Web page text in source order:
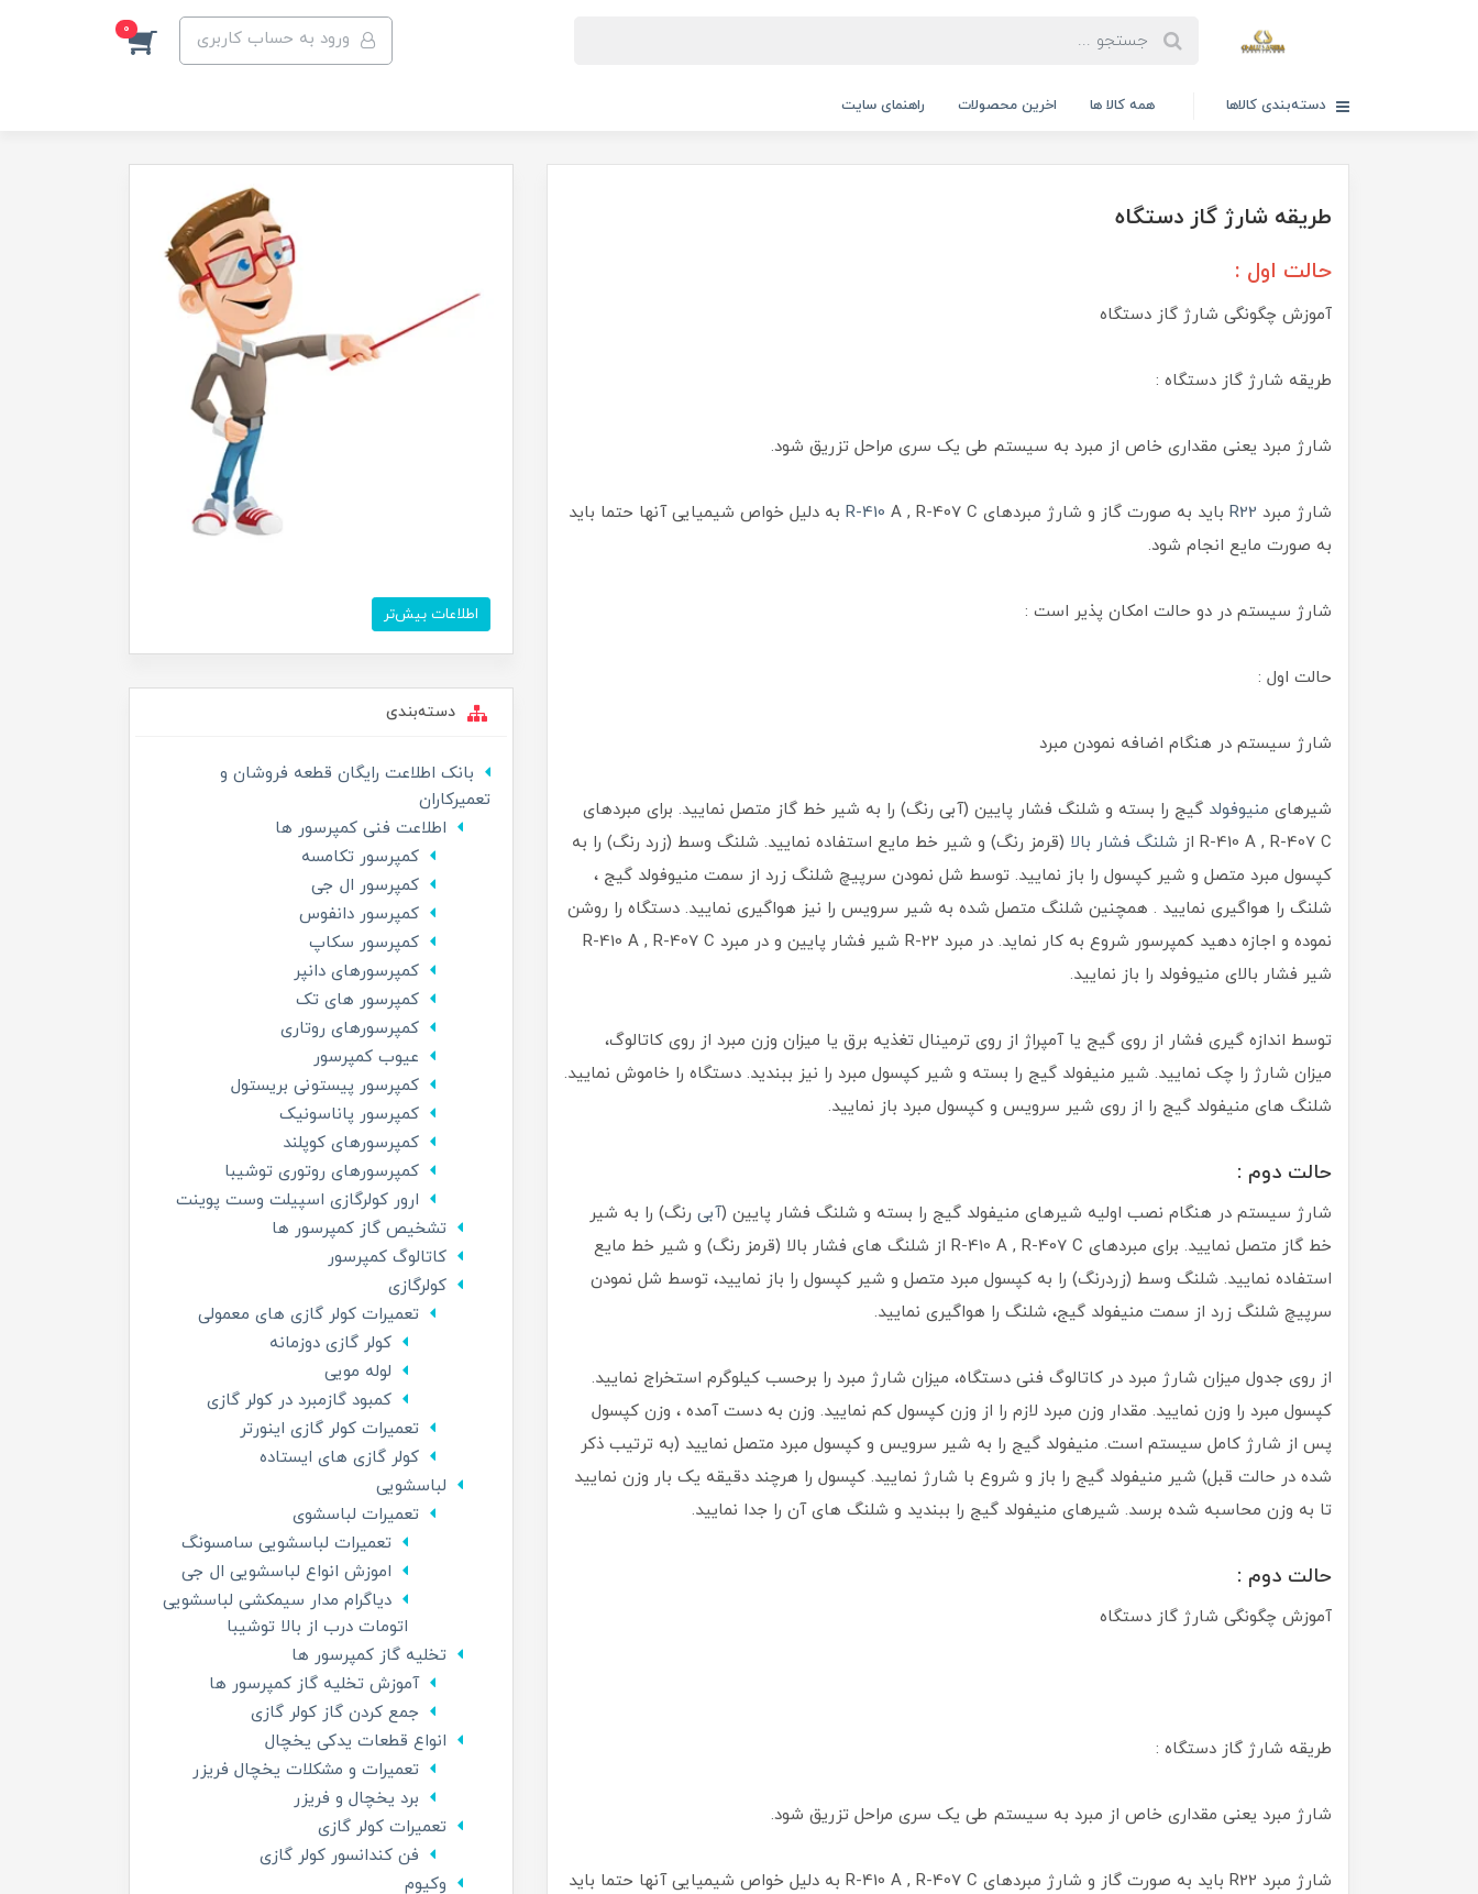
ورود به حساب کاربری 0
دسته‌بندی کالاها همه کالا ها اخرین محصولات راهنمای سایت
طریقه شارژ گاز دستگاه
حالت اول :
آموزش چگونگی شارژ گاز دستگاه
طریقه شارژ گاز دستگاه :
شارژ مبرد یعنی مقداری خاص از مبرد به سیستم طی یک سری مراحل تزریق شود.
شارژ مبرد R22 باید به صورت گاز و شارژ مبردهای R-410 A , R-407 C به دلیل خواص شیمیایی آنها حتما باید
به صورت مایع انجام شود.
شارژ سیستم در دو حالت امکان پذیر است :
حالت اول :
شارژ سیستم در هنگام اضافه نمودن مبرد
شیرهای منیوفولد گیج را بسته و شلنگ فشار پایین (آبی رنگ) را به شیر خط گاز متصل نمایید. برای مبردهای
R-410 A , R-407 C از
شلنگ فشار بالا (قرمز رنگ) و شیر خط مایع استفاده نمایید. شلنگ وسط (زرد رنگ) را به
کپسول مبرد متصل و شیر کپسول را باز نمایید. توسط شل نمودن سرپیچ شلنگ زرد از سمت منیوفولد گیج ،
شلنگ را هواگیری نمایید . همچنین شلنگ متصل شده به شیر سرویس را نیز هواگیری نمایید. دستگاه را روشن
نموده و اجازه دهید کمپرسور شروع به کار نماید. در مبرد R-22 شیر فشار پایین و در مبرد R-410 A , R-407 C
شیر فشار بالای منیوفولد را باز نمایید.
توسط اندازه گیری فشار از روی گیج یا آمپراژ از روی ترمینال تغذیه برق یا میزان وزن مبرد از روی کاتالوگ،
میزان شارژ را چک نمایید. شیر منیفولد گیج را بسته و شیر کپسول مبرد را نیز ببندید. دستگاه را خاموش نمایید.
شلنگ های منیفولد گیج را از روی شیر سرویس و کپسول مبرد باز نمایید.
حالت دوم :
شارژ سیستم در هنگام نصب اولیه شیرهای منیفولد گیج را بسته و شلنگ فشار پایین (آبی رنگ) را به شیر
خط گاز متصل نمایید. برای مبردهای R-410 A , R-407 C از شلنگ های فشار بالا (قرمز رنگ) و شیر خط مایع
استفاده نمایید. شلنگ وسط (زردرنگ) را به کپسول مبرد متصل و شیر کپسول را باز نمایید، توسط شل نمودن
سرپیچ شلنگ زرد از سمت منیفولد گیج، شلنگ را هواگیری نمایید.
از روی جدول میزان شارژ مبرد در کاتالوگ فنی دستگاه، میزان شارژ مبرد را برحسب کیلوگرم استخراج نمایید.
کپسول مبرد را وزن نمایید. مقدار وزن مبرد لازم را از وزن کپسول کم نمایید. وزن به دست آمده ، وزن کپسول
پس از شارژ کامل سیستم است. منیفولد گیج را به شیر سرویس و کپسول مبرد متصل نمایید (به ترتیب ذکر
شده در حالت قبل) شیر منیفولد گیج را باز و شروع با شارژ نمایید. کپسول را هرچند دقیقه یک بار وزن نمایید
تا به وزن محاسبه شده برسد. شیرهای منیفولد گیج را ببندید و شلنگ های آن را جدا نمایید.
حالت دوم :
آموزش چگونگی شارژ گاز دستگاه
طریقه شارژ گاز دستگاه :
شارژ مبرد یعنی مقداری خاص از مبرد به سیستم طی یک سری مراحل تزریق شود.
شارژ مبرد R22 باید به صورت گاز و شارژ مبردهای R-410 A , R-407 C به دلیل خواص شیمیایی آنها حتما باید
اطلاعات بیش‌تر
دسته‌بندی
بانک اطلاعت رایگان قطعه فروشان و
تعمیرکاران
اطلاعت فنی کمپرسور ها
کمپرسور تکامسه
کمپرسور ال جی
کمپرسور دانفوس
کمپرسور سکاپ
کمپرسورهای دانپر
کمپرسور های تک
کمپرسورهای روتاری
عیوب کمپرسور
کمپرسور پیستونی بریستول
کمپرسور پاناسونیک
کمپرسورهای کوپلند
کمپرسورهای روتوری توشیبا
ارور کولرگازی اسپیلت وست پوینت
تشخیص گاز کمپرسور ها
کاتالوگ کمپرسور
کولرگازی
تعمیرات کولر گازی های معمولی
کولر گازی دوزمانه
لوله مویی
کمبود گازمبرد در کولر گازی
تعمیرات کولر گازی اینورتر
کولر گازی های ایستاده
لباسشویی
تعمیرات لباسشوی
تعمیرات لباسشویی سامسونگ
اموزش انواع لباسشویی ال جی
دیاگرام مدار سیمکشی لباسشویی
اتومات درب از بالا توشیبا
تخلیه گاز کمپرسور ها
آموزش تخلیه گاز کمپرسور ها
جمع کردن گاز کولر گازی
انواع قطعات یدکی یخچال
تعمیرات و مشکلات یخچال فریزر
برد یخچال و فریزر
تعمیرات کولر گازی
فن کندانسور کولر گازی
وکیوم